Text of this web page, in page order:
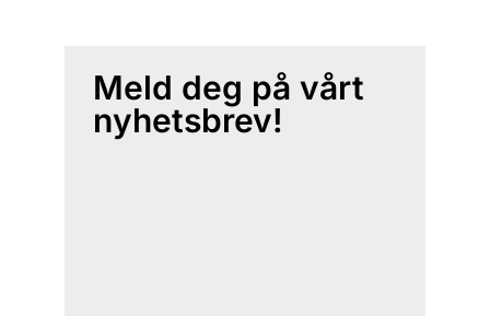
Meld deg på vårt
nyhetsbrev!